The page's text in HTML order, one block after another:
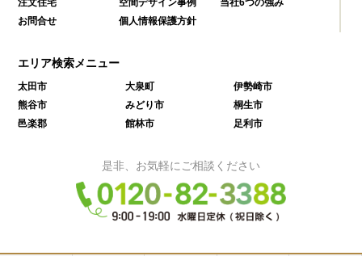
お問合せ
個人情報保護方針
エリア検索メニュー
太田市 大泉町
伊勢崎市
熊谷市
みどり市
桐生市
邑楽郡
館林市 足利市
是非、お気軽にご相談ください